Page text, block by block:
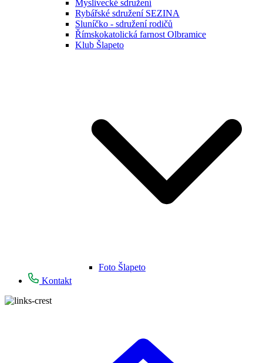
Myslivecké sdružení
Rybářské sdružení SEZINA
Sluníčko - sdružení rodičů
Římskokatolická farnost Olbramice
Klub Šlapeto
Foto Šlapeto
Kontakt